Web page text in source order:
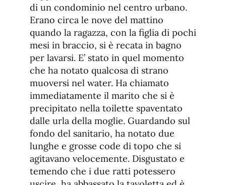
di un condominio nel centro urbano.
Erano circa le nove del mattino
quando la ragazza, con la figlia di pochi
mesi in braccio, si è recata in bagno
per lavarsi. E’ stato in quel momento
che ha notato qualcosa di strano
muoversi nel water. Ha chiamato
immediatamente il marito che si è
precipitato nella toilette spaventato
dalle urla della moglie. Guardando sul
fondo del sanitario, ha notato due
lunghe e grosse code di topo che si
agitavano velocemente. Disgustato e
temendo che i due ratti potessero